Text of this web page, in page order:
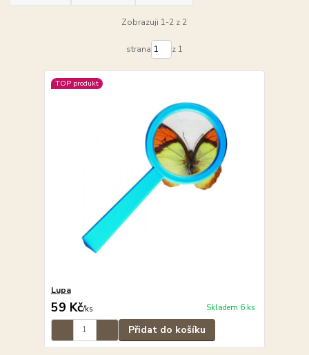
Zobrazuji 1-2 z 2
strana z 1
TOP produkt
Lupa
59 Kč/ks Skladem 6 ks
Přidat do košíku